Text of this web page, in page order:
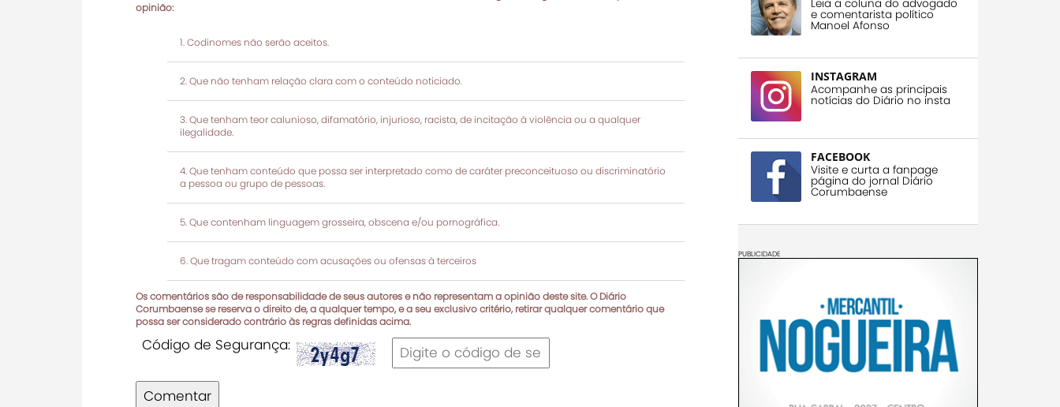
opinião:
Codinomes não serão aceitos.
Que não tenham relação clara com o conteúdo noticiado.
Que tenham teor calunioso, difamatório, injurioso, racista, de incitação à violência ou a qualquer
ilegalidade.
Que tenham conteúdo que possa ser interpretado como de caráter preconceituoso ou discriminatório
a pessoa ou grupo de pessoas.
Que contenham linguagem grosseira, obscena e/ou pornográfica.
Que tragam conteúdo com acusações ou ofensas à terceiros
Os comentários são de responsabilidade de seus autores e não representam a opinião deste site. O Diário
Corumbaense se reserva o direito de, a qualquer tempo, e a seu exclusivo critério, retirar qualquer comentário que
possa ser considerado contrário às regras definidas acima.
Código de Segurança:
Comentar
Leia a coluna do advogado
e comentarista político
Manoel Afonso
INSTAGRAM
Acompanhe as principais
notícias do Diário no insta
FACEBOOK
Visite e curta a fanpage
página do jornal Diário
Corumbaense
PUBLICIDADE